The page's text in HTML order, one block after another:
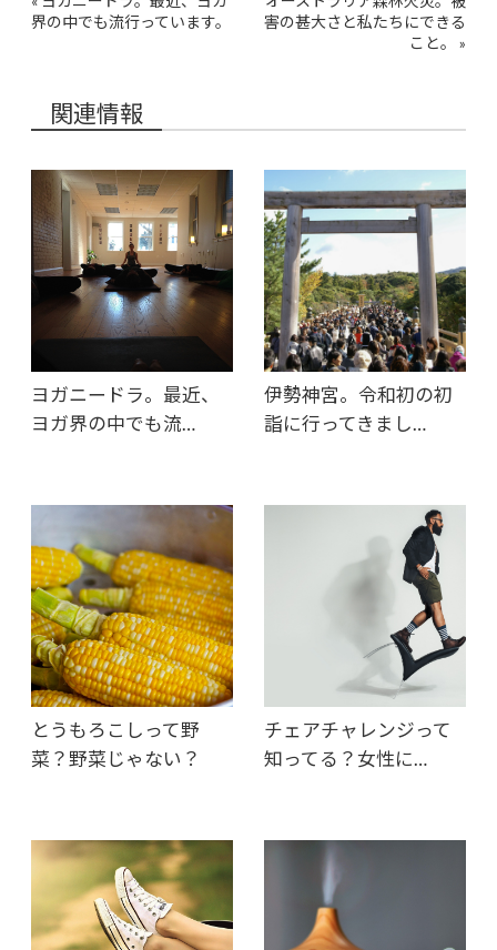
界の中でも流行っています。
害の甚大さと私たちにできる
こと。
»
関連情報
ヨガニードラ。最近、
ヨガ界の中でも流…
伊勢神宮。令和初の初
詣に行ってきまし…
とうもろこしって野
菜？野菜じゃない？
チェアチャレンジって
知ってる？女性に…